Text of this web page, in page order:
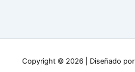
Copyright © 2026 | Diseñado por